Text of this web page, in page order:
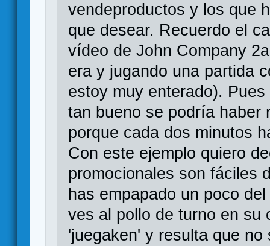
vendeproductos y los que
que desear. Recuerdo el
vídeo de John Company
era y jugando una partida
estoy muy enterado).
tan bueno se podría haber
porque cada dos minutos
Con este ejemplo quiero
promocionales son fáciles
has empapado un poco
ves al pollo de turno en su
'juegaken' y resulta que